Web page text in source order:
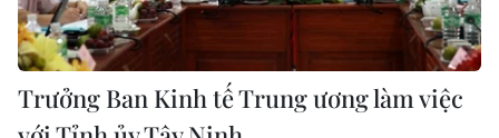
Trưởng Ban Kinh tế Trung ương làm việc